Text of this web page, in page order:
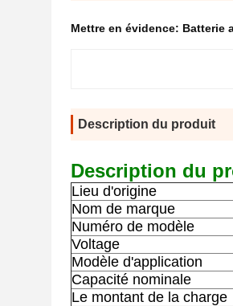
Mettre en évidence: Batterie
Description du produit
Description du
Lieu d'origine
Nom de marque
Numéro de modèle
Voltage
Modèle d'application
Capacité nominale
Le montant de la charge